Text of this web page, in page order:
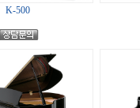
K-500